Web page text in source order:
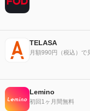
TELASA
月額990円（税込）で
Lemino
初回1ヶ月間無料